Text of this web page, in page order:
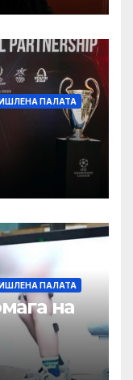
ПАЛАТА
ПАЛАТА
на